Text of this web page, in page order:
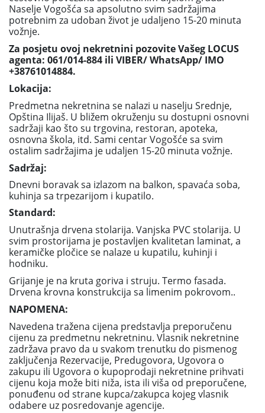
Naselje Vogošća sa apsolutno svim sadržajima
potrebnim za udoban život je udaljeno 15-20 minuta
vožnje.
Za posjetu ovoj nekretnini pozovite Vašeg LOCUS
agenta: 061/014-884 ili VIBER/ WhatsApp/ IMO
+38761014884.
Lokacija:
Predmetna nekretnina se nalazi u naselju Srednje,
Opština Ilijaš. U bližem okruženju su dostupni osnovni
sadržaji kao što su trgovina, restoran, apoteka,
osnovna škola, itd. Sami centar Vogošće sa svim
ostalim sadržajima je udaljen 15-20 minuta vožnje.
Sadržaj:
Dnevni boravak sa izlazom na balkon, spavaća soba,
kuhinja sa trpezarijom i kupatilo.
Standard:
Unutrašnja drvena stolarija. Vanjska PVC stolarija. U
svim prostorijama je postavljen kvalitetan laminat, a
keramičke pločice se nalaze u kupatilu, kuhinji i
hodniku.
Grijanje je na kruta goriva i struju. Termo fasada.
Drvena krovna konstrukcija sa limenim pokrovom..
NAPOMENA:
Navedena tražena cijena predstavlja preporučenu
cijenu za predmetnu nekretninu. Vlasnik nekretnine
zadržava pravo da u svakom trenutku do pismenog
zaključenja Rezervacije, Predugovora, Ugovora o
zakupu ili Ugovora o kupoprodaji nekretnine prihvati
cijenu koja može biti niža, ista ili viša od preporučene,
ponuđenu od strane kupca/zakupca kojeg vlasnik
odabere uz posredovanje agencije.